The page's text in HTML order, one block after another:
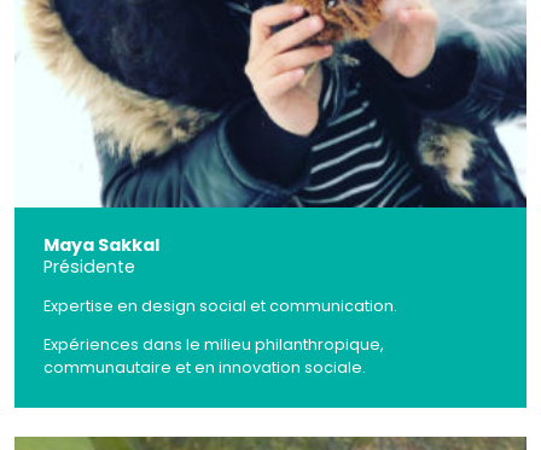
Maya Sakkal
Présidente
Expertise en design social et communication.
Expériences dans le milieu philanthropique,
communautaire et en innovation sociale.